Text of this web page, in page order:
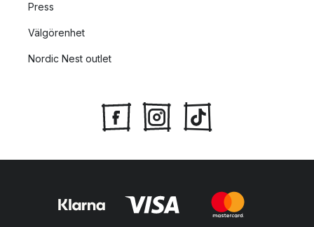
Press
Välgörenhet
Nordic Nest outlet